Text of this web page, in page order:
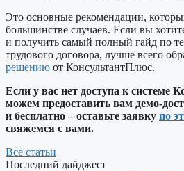
Это основные рекомендации,
большинстве случаев. Если вы
и получить самый полный гайд по
трудового договора, лучше всего
решению от КонсультантПлюс.
Если у вас нет доступа к системе
можем предоставить вам демо-
и бесплатно – оставьте заявку по
свяжемся с вами.
Все статьи
Последний дайджест